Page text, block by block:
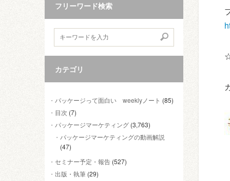
フリーワード検索
カテゴリ
パッケージって面白い weeklyノート (85)
目次 (7)
パッケージマーケティング (3,763)
パッケージマーケティングの動画解説
(47)
セミナー予定・報告 (527)
出版・執筆 (29)